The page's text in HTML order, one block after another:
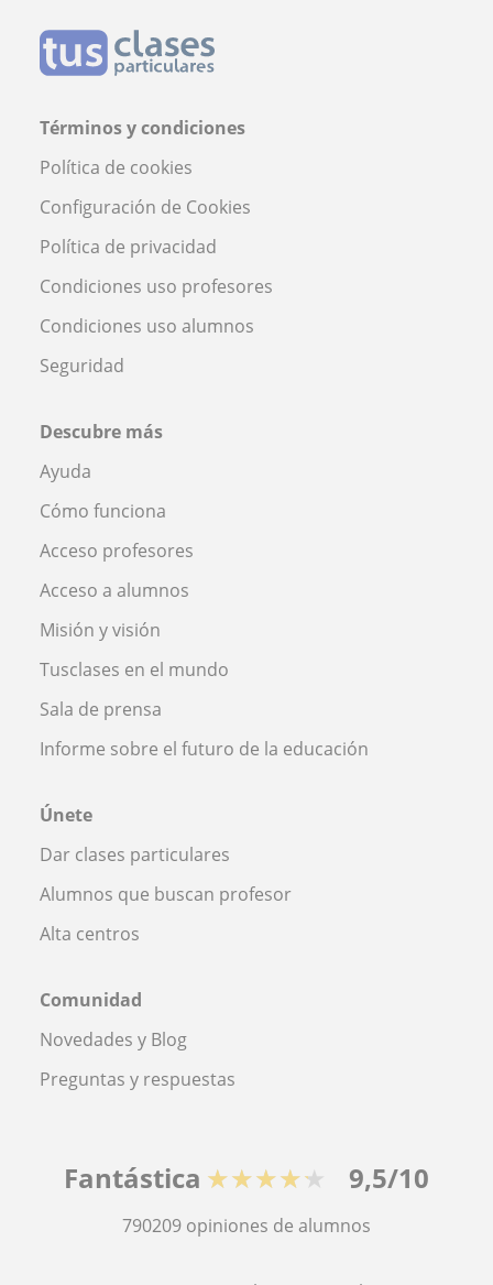
Términos y condiciones
Política de cookies
Configuración de Cookies
Política de privacidad
Condiciones uso profesores
Condiciones uso alumnos
Seguridad
Descubre más
Ayuda
Cómo funciona
Acceso profesores
Acceso a alumnos
Misión y visión
Tusclases en el mundo
Sala de prensa
Informe sobre el futuro de la educación
Únete
Dar clases particulares
Alumnos que buscan profesor
Alta centros
Comunidad
Novedades y Blog
Preguntas y respuestas
Fantástica ★★★★★ 9,5/10
790209 opiniones de alumnos